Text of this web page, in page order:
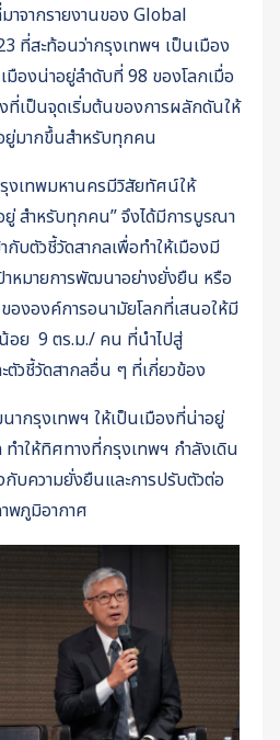
าจากรายงานของ Global
ที่สะท้อนว่ากรุงเทพฯ เป็นเมือง
มืองน่าอยู่ลำดับที่ 98 ของโลกเมื่อ
ที่เป็นจุดเริ่มต้นของการผลักดันให้
ยู่มากขึ้นสำหรับทุกคน
งเทพมหานครมีวิสัยทัศน์ให้
ยู่ สำหรับทุกคน” จึงได้มีการบูรณา
กับตัวชี้วัดสากลเพื่อทำให้เมืองมี
าหมายการพัฒนาอย่างยั่งยืน หรือ
ององค์การอนามัยโลกที่เสนอให้มี
อย 9 ตร.ม./ คน ที่นำไปสู่
ตัวชี้วัดสากลอื่น ๆ ที่เกี่ยวข้อง
กรุงเทพฯ ให้เป็นเมืองที่น่าอยู่
ทำให้ทิศทางที่กรุงเทพฯ กำลังเดิน
บความยั่งยืนและการปรับตัวต่อ
พภูมิอากาศ